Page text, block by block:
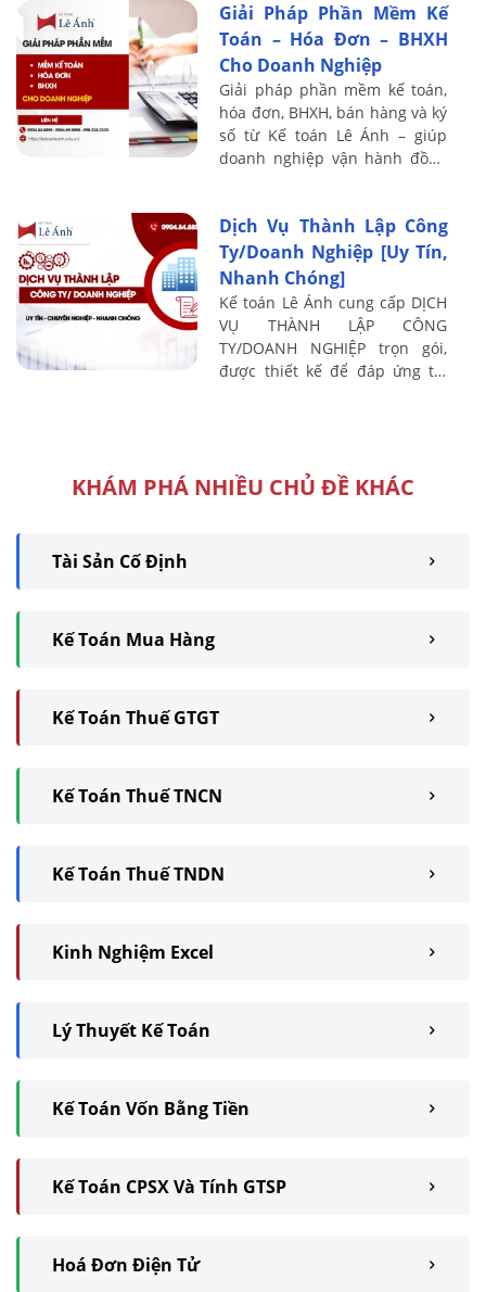
Giải Pháp Phần Mềm Kế
Toán – Hóa Đơn – BHXH
Cho Doanh Nghiệp
Giải pháp phần mềm kế toán,
hóa đơn, BHXH, bán hàng và ký
số từ Kế toán Lê Ánh – giúp
doanh nghiệp vận hành đồng
Dịch Vụ Thành Lập Công
Ty/Doanh Nghiệp [Uy Tín,
Nhanh Chóng]
Kế toán Lê Ánh cung cấp DỊCH
VỤ THÀNH LẬP CÔNG
TY/DOANH NGHIỆP trọn gói,
được thiết kế để đáp ứng tối
KHÁM PHÁ NHIỀU CHỦ ĐỀ KHÁC
Tài Sản Cố Định
Kế Toán Mua Hàng
Kế Toán Thuế GTGT
Kế Toán Thuế TNCN
Kế Toán Thuế TNDN
Kinh Nghiệm Excel
Lý Thuyết Kế Toán
Kế Toán Vốn Bằng Tiền
Kế Toán CPSX Và Tính GTSP
Hoá Đơn Điện Tử